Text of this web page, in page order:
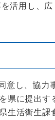
活用し、
意し、協力
県に提出す
生活衛生課